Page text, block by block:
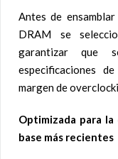
Antes de
DRAM se
garantizar que
especificaciones
margen de
Optimizada para
base más recientes